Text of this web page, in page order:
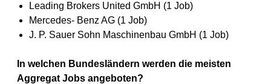
Leading Brokers United GmbH (1 Job)
Mercedes- Benz AG (1 Job)
J. P. Sauer Sohn Maschinenbau GmbH (1 Job)
In welchen Bundesländern werden die meisten
Aggregat Jobs angeboten?